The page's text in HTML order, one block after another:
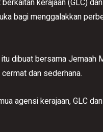
kerajaan (GLC)
bagi menggalakkan
dibuat bersama Jemaah
dan sederhana.
agensi kerajaan, GLC